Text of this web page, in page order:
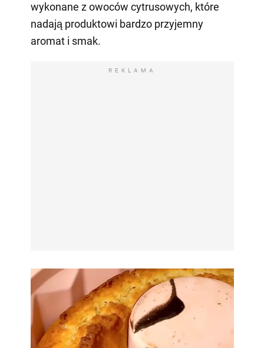
wykonane z owoców cytrusowych, które
nadają produktowi bardzo przyjemny
aromat i smak.
REKLAMA